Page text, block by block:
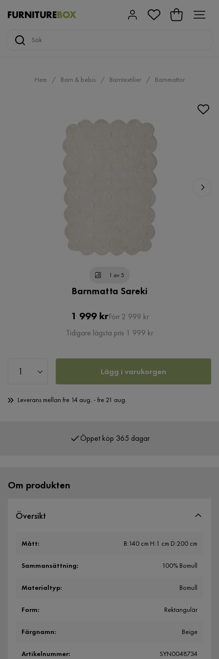
Hem Barn & bebis Barntextilier Barnmattor
1 av 5
Barnmatta Sareki
Pris
1 999 krOriginal
Pris
Förr 2 999 kr
Tidigare lägsta pris 1 999 kr
Lägg i varukorgen
Leverans mellan fre 14 aug. - fre 21 aug.
Över 400 000 nöjda kunder
Om produkten
Översikt
Mått: B:140 cm H:1 cm D:200 cm
Sammansättning: 100% Bomull
Materialtyp: Bomull
Form: Rektangulär
Färgnamn: Beige
Artikelnummer: SYN0048734